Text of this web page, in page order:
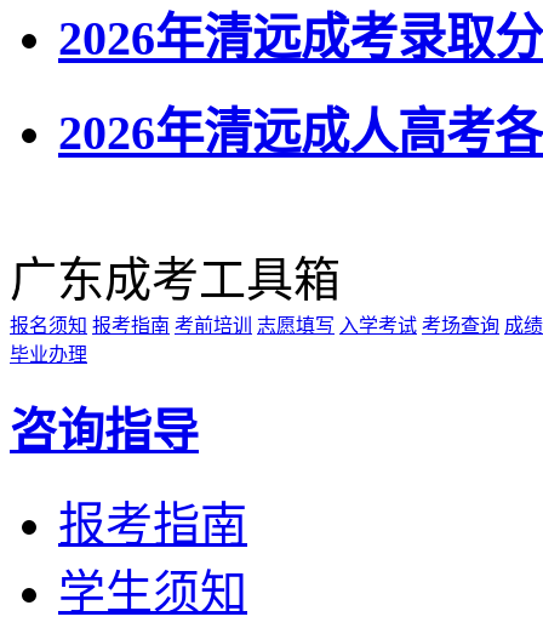
2026年清远成考录取
2026年清远成人高考
广东成考工具箱
报名须知 报考指南 考前培训 志愿填写 入学考试 考场查询 成
毕业办理
咨询指导
报考指南
学生须知